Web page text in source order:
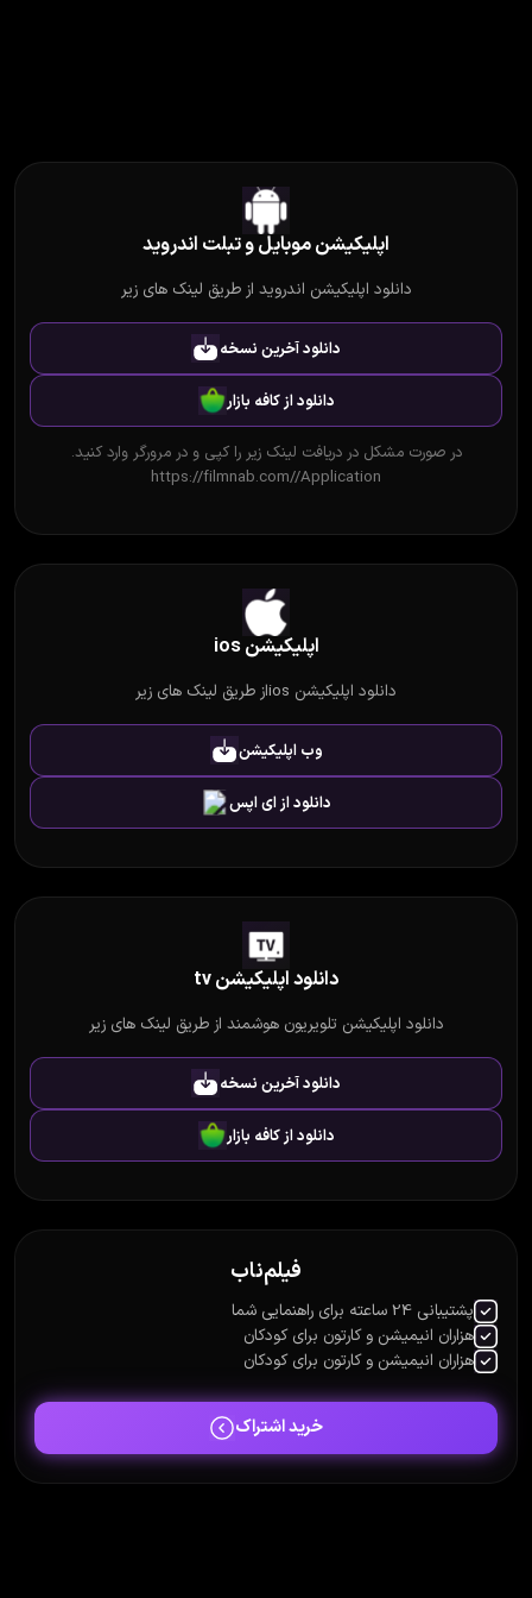
اپلیکیشن موبایل و تبلت اندروید
دانلود اپلیکیشن اندروید از طریق لینک های زیر
دانلود آخرین نسخه
دانلود از کافه بازار
در صورت مشکل در دریافت لینک زیر را کپی و در مرورگر وارد کنید.
https://filmnab.com//Application
اپلیکیشن ios
دانلود اپلیکیشن iosاز طریق لینک های زیر
وب اپلیکیشن
دانلود از ای اپس
دانلود اپلیکیشن tv
دانلود اپلیکیشن تلویریون هوشمند از طریق لینک های زیر
دانلود آخرین نسخه
دانلود از کافه بازار
فیلم‌ناب
پشتیبانی 24 ساعته برای راهنمایی شما
هزاران انیمیشن و کارتون برای کودکان
هزاران انیمیشن و کارتون برای کودکان
خرید اشتراک